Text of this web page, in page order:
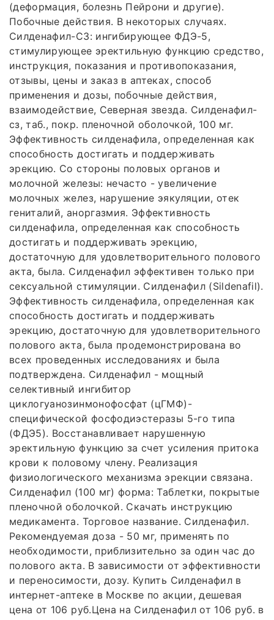
(деформация, болезнь Пейрони и другие).
Побочные действия. В некоторых случаях.
Силденафил-СЗ: ингибирующее ФДЭ-5,
стимулирующее эректильную функцию средство,
инструкция, показания и противопоказания,
отзывы, цены и заказ в аптеках, способ
применения и дозы, побочные действия,
взаимодействие, Северная звезда. Силденафил-
сз, таб., покр. пленочной оболочкой, 100 мг.
Эффективность силденафила, определенная как
способность достигать и поддерживать
эрекцию. Со стороны половых органов и
молочной железы: нечасто - увеличение
молочных желез, нарушение эякуляции, отек
гениталий, аноргазмия. Эффективность
силденафила, определенная как способность
достигать и поддерживать эрекцию,
достаточную для удовлетворительного полового
акта, была. Силденафил эффективен только при
сексуальной стимуляции. Силденафил (Sildenafil).
Эффективность силденафила, определенная как
способность достигать и поддерживать
эрекцию, достаточную для удовлетворительного
полового акта, была продемонстрирована во
всех проведенных исследованиях и была
подтверждена. Силденафил - мощный
селективный ингибитор
циклогуанозинмонофосфат (цГМФ)-
специфической фосфодиэстеразы 5-го типа
(ФДЭ5). Восстанавливает нарушенную
эректильную функцию за счет усиления притока
крови к половому члену. Реализация
физиологического механизма эрекции связана.
Силденафил (100 мг) форма: Таблетки, покрытые
пленочной оболочкой. Скачать инструкцию
медикамента. Торговое название. Силденафил.
Рекомендуемая доза - 50 мг, применять по
необходимости, приблизительно за один час до
полового акта. В зависимости от эффективности
и переносимости, дозу. Купить Силденафил в
интернет-аптеке в Москве по акции, дешевая
цена от 106 руб.Цена на Силденафил от 106 руб. в